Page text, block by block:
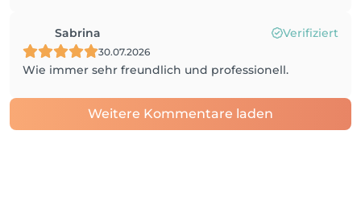
Sabrina Verifiziert
30.07.2026
Wie immer sehr freundlich und professionell.
Weitere Kommentare laden